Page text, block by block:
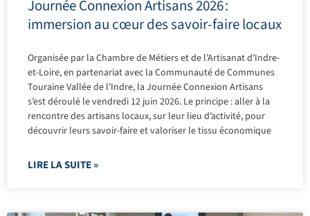
Journée Connexion Artisans 2026 :
immersion au cœur des savoir-faire locaux
Organisée par la Chambre de Métiers et de l’Artisanat d’Indre-
et-Loire, en partenariat avec la Communauté de Communes
Touraine Vallée de l’Indre, la Journée Connexion Artisans
s’est déroulé le vendredi 12 juin 2026. Le principe : aller à la
rencontre des artisans locaux, sur leur lieu d’activité, pour
découvrir leurs savoir-faire et valoriser le tissu économique
LIRE LA SUITE »